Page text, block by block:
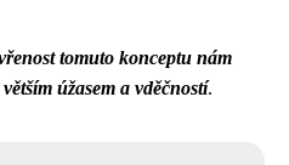
tomuto konceptu nám
úžasem a vděčností.